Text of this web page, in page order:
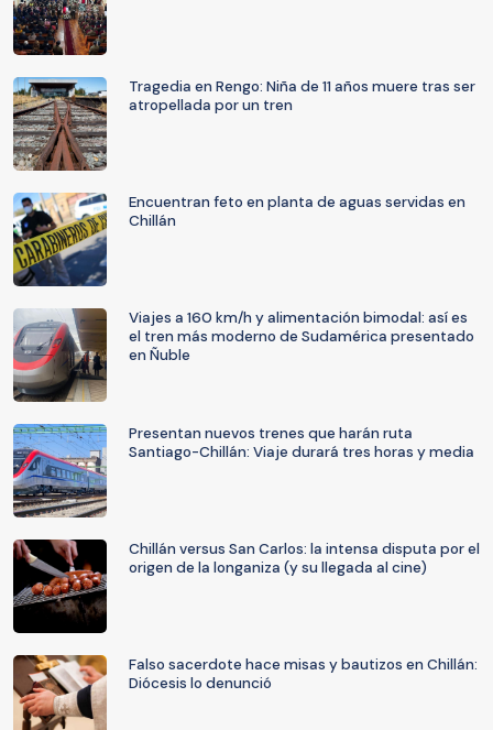
Tragedia en Rengo: Niña de 11 años muere tras ser
atropellada por un tren
Encuentran feto en planta de aguas servidas en
Chillán
Viajes a 160 km/h y alimentación bimodal: así es
el tren más moderno de Sudamérica presentado
en Ñuble
Presentan nuevos trenes que harán ruta
Santiago-Chillán: Viaje durará tres horas y media
Chillán versus San Carlos: la intensa disputa por el
origen de la longaniza (y su llegada al cine)
Falso sacerdote hace misas y bautizos en Chillán:
Diócesis lo denunció